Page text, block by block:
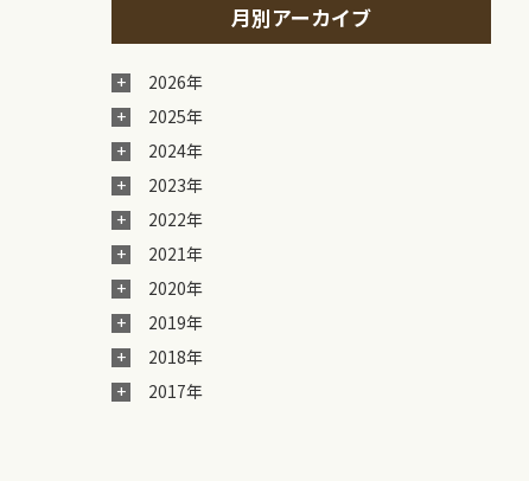
月別アーカイブ
2026年
2025年
2024年
2023年
2022年
2021年
2020年
2019年
2018年
2017年